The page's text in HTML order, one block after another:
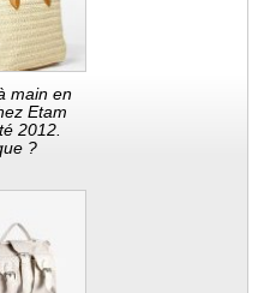
main en
Etam
2012.
?